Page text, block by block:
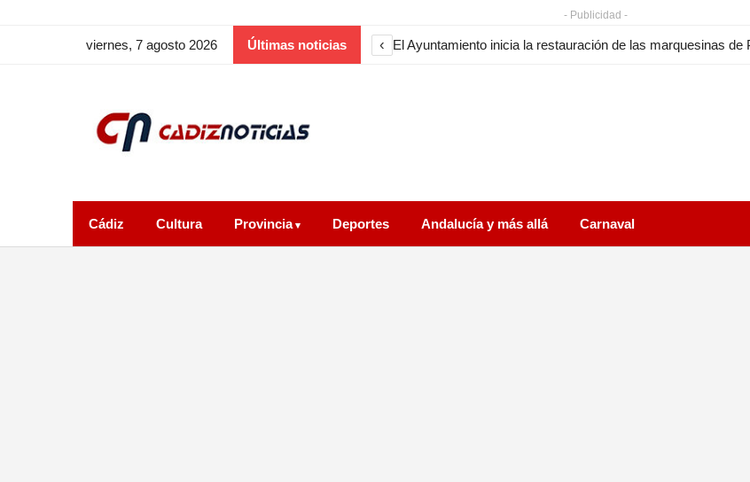
- Publicidad -
viernes, 7 agosto 2026 Últimas noticias ‹
Cádiz Cultura Provincia Deportes Andalucía y más allá Carnaval